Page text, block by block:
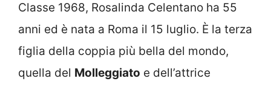
Classe 1968, Rosalinda Celentano ha 55
anni ed è nata a Roma il 15 luglio. È la terza
figlia della coppia più bella del mondo,
quella del Molleggiato e dell’attrice